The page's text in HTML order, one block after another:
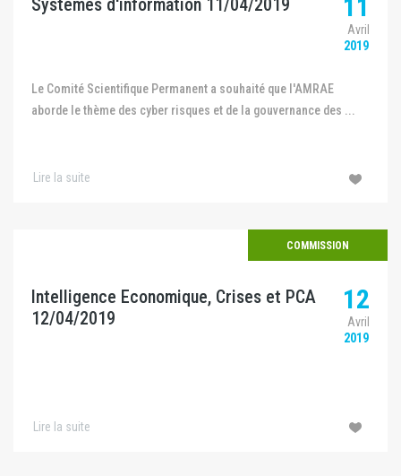
Systemes d'information 11/04/2019 11
Avril
2019
Le Comité Scientifique Permanent a souhaité que l'AMRAE
aborde le thème des cyber risques et de la gouvernance des ...
Lire la suite
COMMISSION
Intelligence Economique, Crises et PCA
12/04/2019
12
Avril
2019
Lire la suite